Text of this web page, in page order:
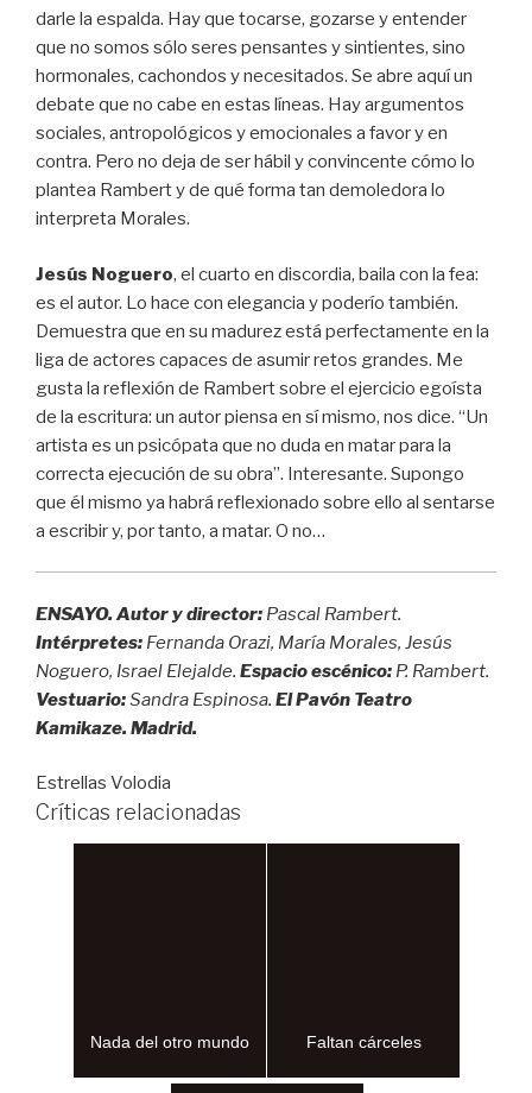
darle la espalda. Hay que tocarse, gozarse y entender
que no somos sólo seres pensantes y sintientes, sino
hormonales, cachondos y necesitados. Se abre aquí un
debate que no cabe en estas líneas. Hay argumentos
sociales, antropológicos y emocionales a favor y en
contra. Pero no deja de ser hábil y convincente cómo lo
plantea Rambert y de qué forma tan demoledora lo
interpreta Morales.
Jesús Noguero, el cuarto en discordia, baila con la fea:
es el autor. Lo hace con elegancia y poderío también.
Demuestra que en su madurez está perfectamente en la
liga de actores capaces de asumir retos grandes. Me
gusta la reflexión de Rambert sobre el ejercicio egoísta
de la escritura: un autor piensa en sí mismo, nos dice. “Un
artista es un psicópata que no duda en matar para la
correcta ejecución de su obra”. Interesante. Supongo
que él mismo ya habrá reflexionado sobre ello al sentarse
a escribir y, por tanto, a matar. O no…
ENSAYO. Autor y director: Pascal Rambert.
Intérpretes: Fernanda Orazi, María Morales, Jesús
Noguero, Israel Elejalde. Espacio escénico: P. Rambert.
Vestuario:Sandra Espinosa. El Pavón Teatro
Kamikaze. Madrid.
Estrellas Volodia
Críticas relacionadas
Nada del otro mundo Faltan cárceles